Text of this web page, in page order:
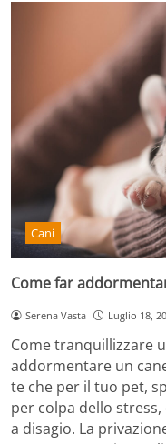
Cani
Come far
Serena Vasta Luglio 18,
Come tranquillizzare
addormentare un
te che per il tuo pet,
per colpa dello
a disagio. La